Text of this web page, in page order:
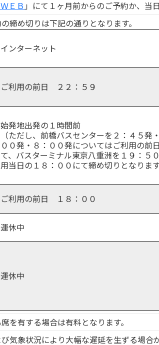
ＥＢ 」にて１ヶ月前からのご予約か、当
締め切りは下記の通りとなります。
インターネット
ご利用の前日 ２２：５９
始発地出発の１時間前
（ただし、前橋バスセンターを２：４５発
００発・８：００発についてはご利用の前
て、バスターミナル東京八重洲を１９：５
用当日の１８：００にて締め切りとなります
ご利用の前日 １８：００
運休中
運休中
を有する場合は有料となります。
気象状況により大幅な遅延を生ずる場